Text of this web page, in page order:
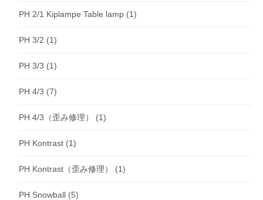
PH 2/1 Kiplampe Table lamp (1)
PH 3/2 (1)
PH 3/3 (1)
PH 4/3 (7)
PH 4/3（歪み修理） (1)
PH Kontrast (1)
PH Kontrast（歪み修理） (1)
PH Snowball (5)